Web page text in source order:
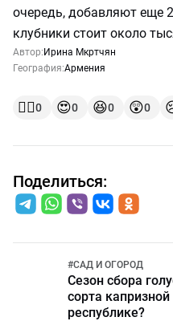
очередь, добавляют еще
клубники стоит около
Автор: Ирина Мкртчян
География:Армения
👍🏻0 😍0 😆0 😲0
Поделиться:
#САД И ОГОРОД
Сезон сбора
сорта
республике?